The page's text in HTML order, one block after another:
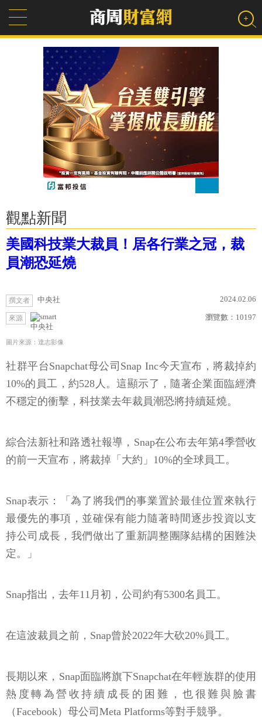
觀點新聞
美國科技業大裁員！居各行業之冠，裁
員潮恐延燒
撰文者 中央社 2024.02.06
來源
中央社
瀏覽數： 10197
圖片來源：達志影像
社群平台Snapchat母公司Snap Inc今天宣布，將裁掉約
10%的員工，約528人。這顯示了，隨著企業面臨經濟
不穩定的衝擊，科技業去年裁員潮恐將持續延燒。
綜合法新社和路透社報導，Snap在公布去年第4季營收
的前一天宣布，將裁掉「大約」10%的全球員工。
Snap表示：「為了將我們的事業置於最佳位置來執行
最優先的事項，並確保有能力隨著時間逐步投資以支
持公司成長，我們做出了重新調整團隊結構的困難決
定。」
Snap指出，去年11月初，公司約有5300名員工。
在這波裁員之前，Snap曾於2022年大砍20%員工。
長期以來，Snap面臨將旗下Snapchat在年輕族群的使用
熱度轉為營收持續成長的困難，也很難與臉書
（Facebook）母公司Meta Platforms等對手競爭。